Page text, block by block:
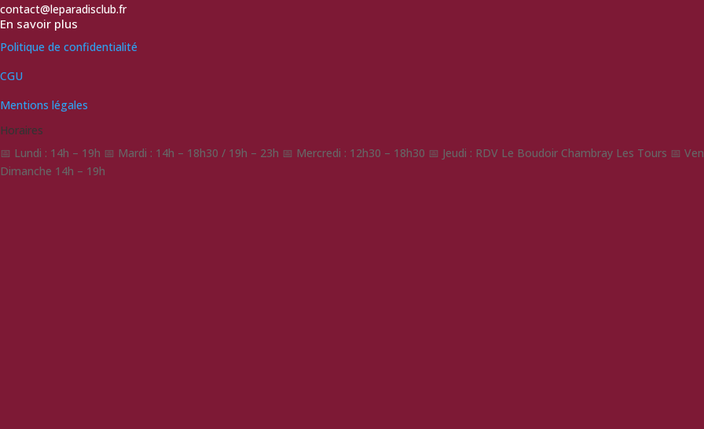
contact@leparadisclub.fr
En savoir plus
Politique de confidentialité
CGU
Mentions légales
Horaires
📅 Lundi : 14h – 19h 📅 Mardi : 14h – 18h30 / 19h – 23h 📅 Mercredi : 12h30 – 18h30 📅 Jeudi : RDV Le Boudoir Chambray Les Tours 📅
Dimanche 14h – 19h